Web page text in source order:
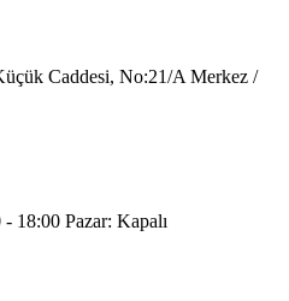
Caddesi, No:21/A Merkez /
18:00 Pazar: Kapalı